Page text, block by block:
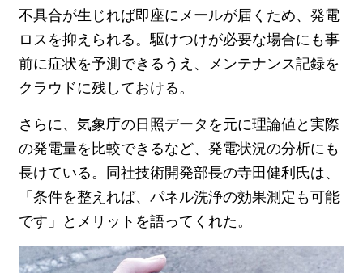
不具合が生じれば即座にメールが届くため、発電
ロスを抑えられる。駆けつけが必要な場合にも事
前に症状を予測できるうえ、メンテナンス記録を
クラウドに残しておける。
さらに、気象庁の日照データを元に理論値と実際
の発電量を比較できるなど、発電状況の分析にも
長けている。同社技術開発部長の寺田健利氏は、
「条件を整えれば、パネル洗浄の効果測定も可能
です」とメリットを語ってくれた。